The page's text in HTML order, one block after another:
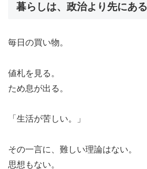
暮らしは、政治より先にある
毎日の買い物。
値札を見る。
ため息が出る。
「生活が苦しい。」
その一言に、難しい理論はない。
思想もない。